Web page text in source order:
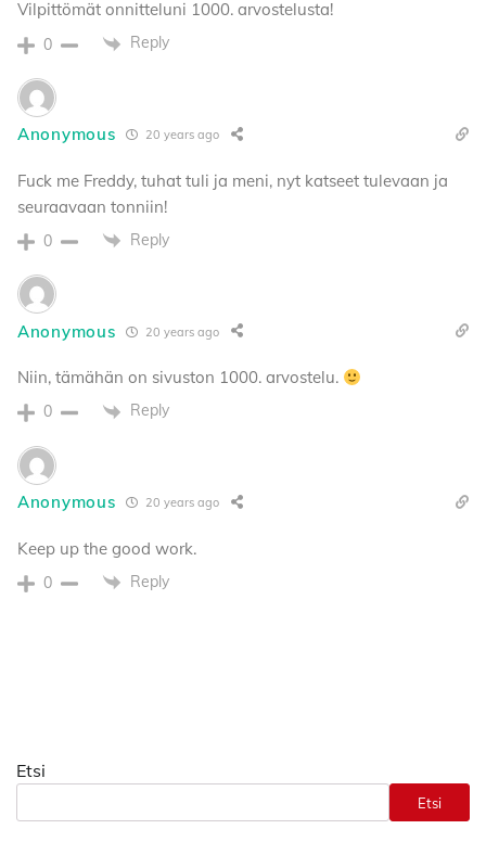
Vilpittömät onnitteluni 1000. arvostelusta!
0 Reply
Anonymous 20 years ago
Fuck me Freddy, tuhat tuli ja meni, nyt katseet tulevaan ja
seuraavaan tonniin!
0 Reply
Anonymous 20 years ago
Niin, tämähän on sivuston 1000. arvostelu.
0 Reply
Anonymous 20 years ago
Keep up the good work.
0 Reply
Etsi
Etsi